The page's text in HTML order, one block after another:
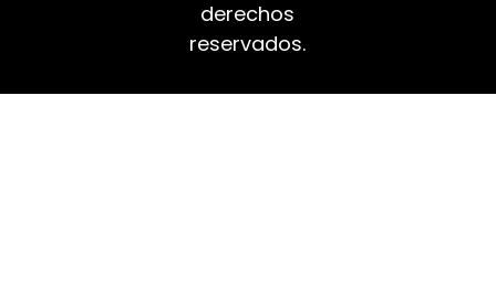
derechos
reservados.